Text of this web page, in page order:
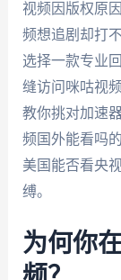
视频因版权原
频想追剧却打
选择一款专业
缝访问咪咕视
教你挑对加速
频国外能看吗
美国能否看央
缚。
为何你